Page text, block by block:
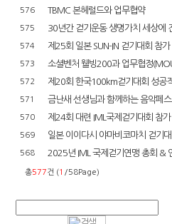
576 TBMC 본헤럴드와 업무협약
575 30년간 걷기운동 생명가치 세상에
574 제25회 일본 SUN-IN 걷기대회 참가
573 소셜벤처 웰빙200과 업무협정
572 제20회 한국100km걷기대회 성공
571 금난새 선생님과 함께하는 음악페
570 제24회 대련 IML국제걷기대회 참가
569 일본 이이다시 야마비코마치 걷기
568 2025년 IML 국제걷기연맹 총회 &
총577건 (1 /58Page)